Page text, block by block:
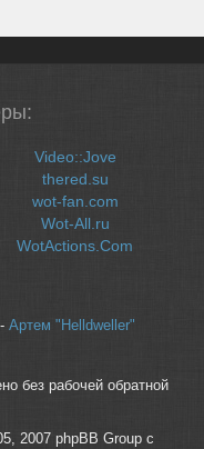
Video::Jove
thered.su
wot-fan.com
Wot-All.ru
WotActions.Com
Артем "Helldweller"
без рабочей обратной
2007 phpBB Group с